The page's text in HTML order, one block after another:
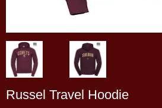
Russel Travel Hoodie